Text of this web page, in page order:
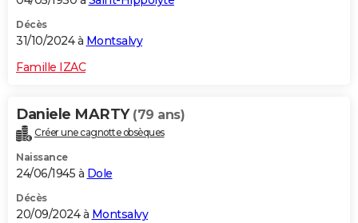
Décès
31/10/2024 à Montsalvy
Famille IZAC
Daniele MARTY (79 ans)
Créer une cagnotte obsèques
Naissance
24/06/1945 à Dole
Décès
20/09/2024 à Montsalvy